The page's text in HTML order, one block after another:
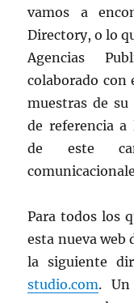
vamos a
Directory, o lo
Agencias
colaborado con
muestras de
de referencia a
de este
Para todos los
esta nueva web
la siguiente
studio.com. Un